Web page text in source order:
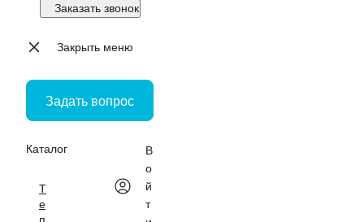
Заказать звонок
Закрыть меню
Задать вопрос
Каталог
Т
е
В
о
й
т